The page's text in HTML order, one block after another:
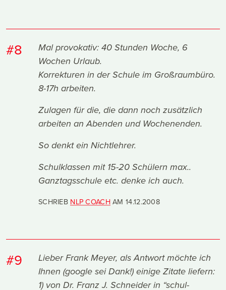
#8
Mal provokativ: 40 Stunden Woche, 6
Wochen Urlaub.
Korrekturen in der Schule im Großraumbüro.
8-17h arbeiten.
Zulagen für die, die dann noch zusätzlich
arbeiten an Abenden und Wochenenden.
So denkt ein Nichtlehrer.
Schulklassen mit 15-20 Schülern max..
Ganztagsschule etc. denke ich auch.
SCHRIEB NLP COACHAM14.12.2008
#9
Lieber Frank Meyer, als Antwort möchte ich
Ihnen (google sei Dank!) einige Zitate liefern:
1) von Dr. Franz J. Schneider in “schul-